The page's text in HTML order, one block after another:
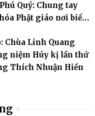
Quý: Chung tay
Phật giáo nơi biển
Chùa Linh Quang
niệm Húy kị lần thứ
Thích Nhuận Hiền